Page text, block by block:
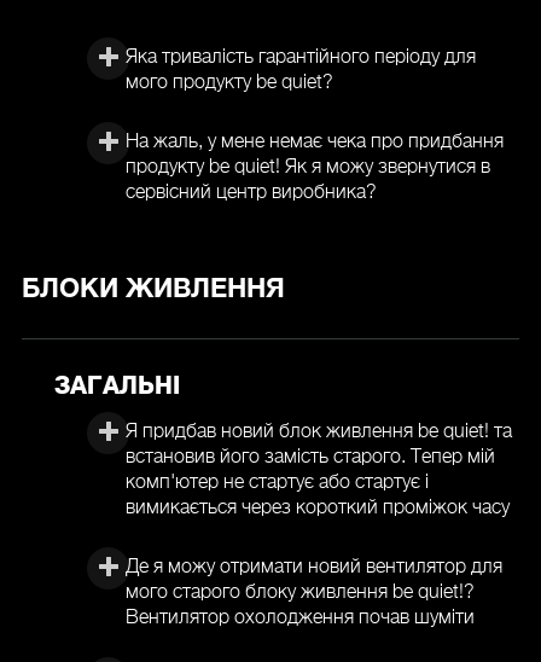
Яка тривалість гарантійного періоду для
мого продукту be quiet?
На жаль, у мене немає чека про придбання
продукту be quiet! Як я можу звернутися в
сервісний центр виробника?
БЛОКИ ЖИВЛЕННЯ
ЗАГАЛЬНІ
Я придбав новий блок живлення be quiet! та
встановив його замість старого. Тепер мій
комп'ютер не стартує або стартує і
вимикається через короткий проміжок часу
Де я можу отримати новий вентилятор для
мого старого блоку живлення be quiet!?
Вентилятор охолодження почав шуміти